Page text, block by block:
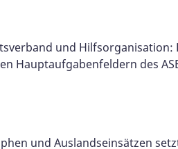
und Hilfsorganisation:
Hauptaufgabenfeldern des
und Auslandseinsätzen